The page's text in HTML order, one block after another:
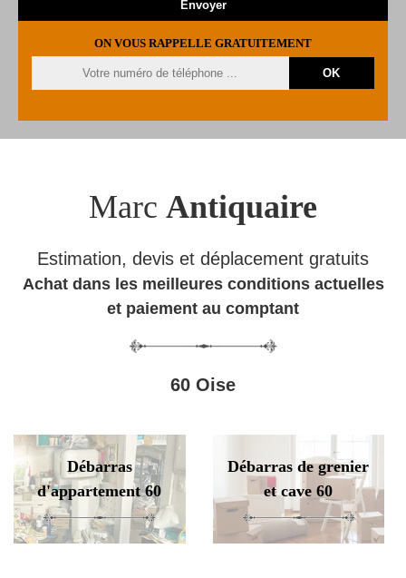
ON VOUS RAPPELLE GRATUITEMENT
Marc Antiquaire
Estimation, devis et déplacement gratuits
Achat dans les meilleures conditions actuelles
et paiement au comptant
60 Oise
Débarras
d'appartement 60
Débarras de grenier
et cave 60